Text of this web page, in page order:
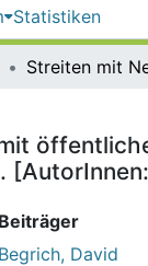
Statistiken
Beiträger
Begrich, David